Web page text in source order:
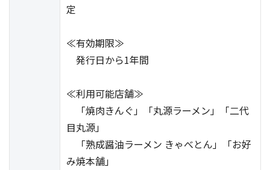
定
≪有効期限≫
発行日から1年間
≪利用可能店舗≫
「焼肉きんぐ」「丸源ラーメン」「二代
目丸源」
「熟成醤油ラーメン きゃべとん」「お好
み焼本舗」